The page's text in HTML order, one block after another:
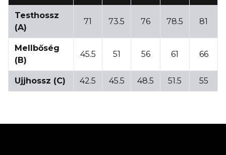
Testhossz
(A)
71 73.5 76 78.5 81
Mellbőség
(B)
45.5 51 56 61 66
Ujjhossz (C) 42.5 45.5 48.5 51.5 55